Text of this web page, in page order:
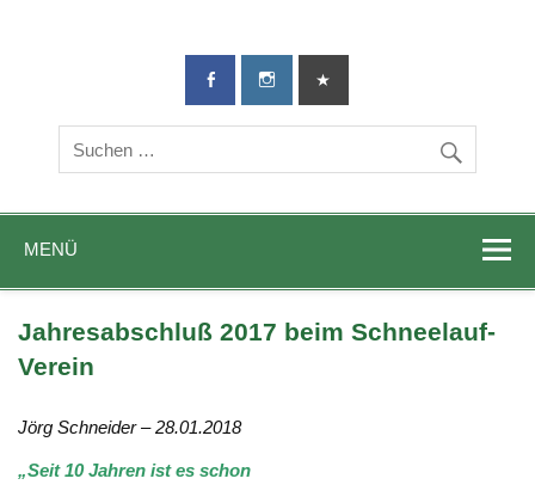
TG-Geislingen
DIE Sportadresse in Geislingen!
MENÜ
Jahresabschluß 2017 beim Schneelauf-
Verein
Jörg Schneider – 28.01.2018
„Seit 10 Jahren ist es schon